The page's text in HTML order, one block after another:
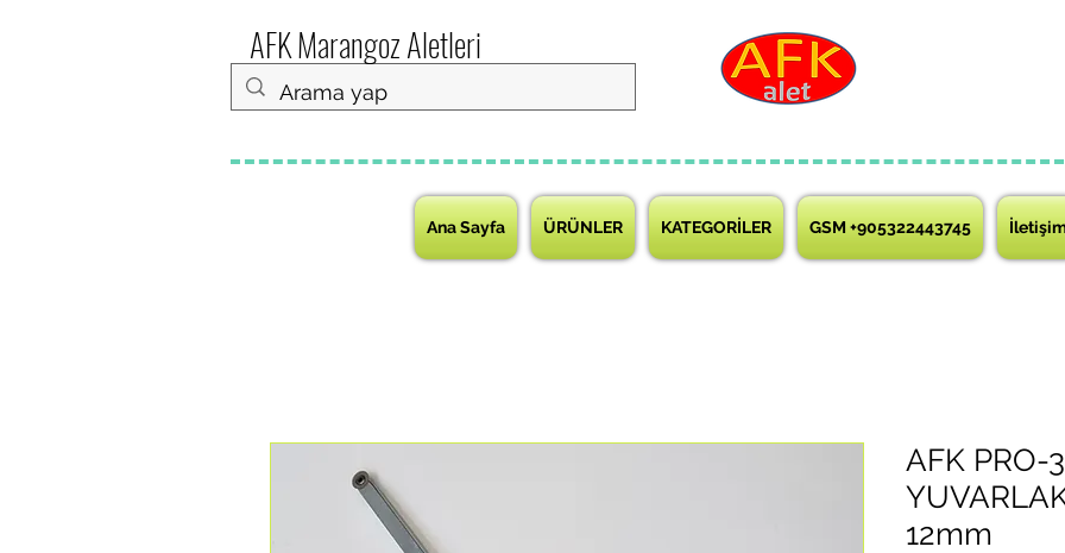
AFK Marangoz Aletleri
Ana Sayfa ÜRÜNLER KATEGORİLER GSM +905322443745
AFK PRO-
12mm